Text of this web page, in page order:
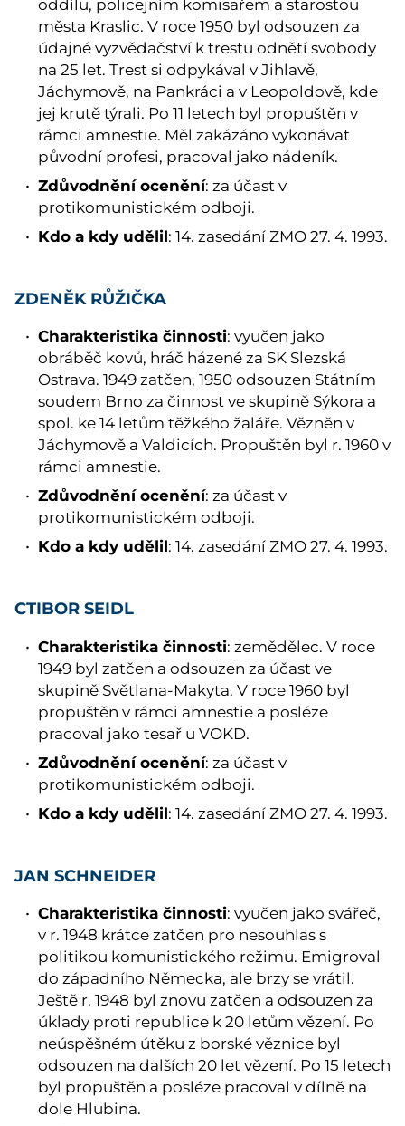
oddílu, policejním komisařem a starostou
města Kraslic. V roce 1950 byl odsouzen za
údajné vyzvědačství k trestu odnětí svobody
na 25 let. Trest si odpykával v Jihlavě,
Jáchymově, na Pankráci a v Leopoldově, kde
jej krutě týrali. Po 11 letech byl propuštěn v
rámci amnestie. Měl zakázáno vykonávat
původní profesi, pracoval jako nádeník.
Zdůvodnění ocenění: za účast v
protikomunistickém odboji.
Kdo a kdy udělil: 14. zasedání ZMO 27. 4. 1993.
ZDENĚK RŮŽIČKA
Charakteristika činnosti: vyučen jako
obráběč kovů, hráč házené za SK Slezská
Ostrava. 1949 zatčen, 1950 odsouzen Státním
soudem Brno za činnost ve skupině Sýkora a
spol. ke 14 letům těžkého žaláře. Vězněn v
Jáchymově a Valdicích. Propuštěn byl r. 1960 v
rámci amnestie.
Zdůvodnění ocenění: za účast v
protikomunistickém odboji.
Kdo a kdy udělil: 14. zasedání ZMO 27. 4. 1993.
CTIBOR SEIDL
Charakteristika činnosti: zemědělec. V roce
1949 byl zatčen a odsouzen za účast ve
skupině Světlana-Makyta. V roce 1960 byl
propuštěn v rámci amnestie a posléze
pracoval jako tesař u VOKD.
Zdůvodnění ocenění: za účast v
protikomunistickém odboji.
Kdo a kdy udělil: 14. zasedání ZMO 27. 4. 1993.
JAN SCHNEIDER
Charakteristika činnosti: vyučen jako svářeč,
v r. 1948 krátce zatčen pro nesouhlas s
politikou komunistického režimu. Emigroval
do západního Německa, ale brzy se vrátil.
Ještě r. 1948 byl znovu zatčen a odsouzen za
úklady proti republice k 20 letům vězení. Po
neúspěšném útěku z borské věznice byl
odsouzen na dalších 20 let vězení. Po 15 letech
byl propuštěn a posléze pracoval v dílně na
dole Hlubina.